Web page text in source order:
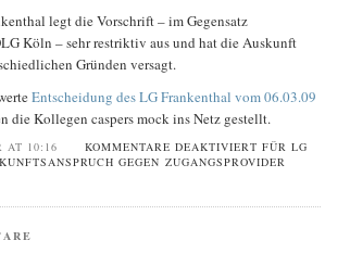
legt die Vorschrift – im Gegensatz
Köln – sehr restriktiv aus und hat die Auskunft
Gründen versagt.
Entscheidung des LG Frankenthal vom 06.03.09
die Kollegen caspers mock ins Netz gestellt.
AT 10:16 KOMMENTARE DEAKTIVIERT FÜR LG
GEGEN ZUGANGSPROVIDER